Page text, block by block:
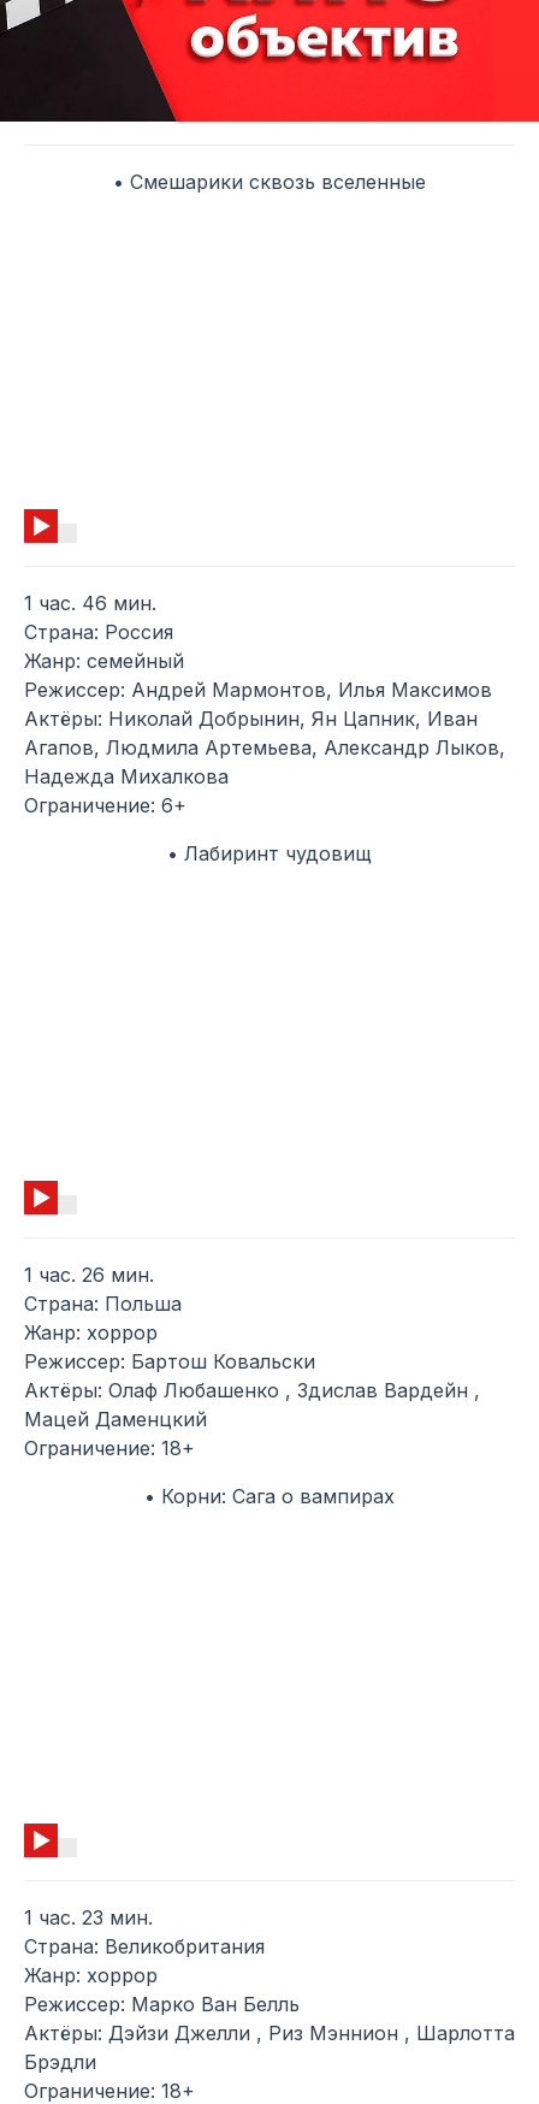
• Смешарики сквозь вселенные
1 час. 46 мин.
Страна: Россия
Жанр: семейный
Режиссер: Андрей Мармонтов, Илья Максимов
Актёры: Николай Добрынин, Ян Цапник, Иван
Агапов, Людмила Артемьева, Александр Лыков,
Надежда Михалкова
Ограничение: 6+
• Лабиринт чудовищ
1 час. 26 мин.
Страна: Польша
Жанр: хоррор
Режиссер: Бартош Ковальски
Актёры: Олаф Любашенко , Здислав Вардейн ,
Мацей Даменцкий
Ограничение: 18+
• Корни: Сага о вампирах
1 час. 23 мин.
Страна: Великобритания
Жанр: хоррор
Режиссер: Марко Ван Белль
Актёры: Дэйзи Джелли , Риз Мэннион , Шарлотта
Брэдли
Ограничение: 18+